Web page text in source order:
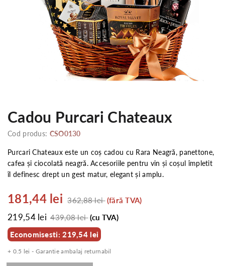
Cadou Purcari Chateaux
Cod produs: CSO0130
Purcari Chateaux este un coș cadou cu Rara Neagră, panettone,
cafea și ciocolată neagră. Accesoriile pentru vin și coșul împletit
îl definesc drept un gest matur, elegant și amplu.
181,44 lei 362,88 lei(fără TVA)
219,54 lei 439,08 lei(cu TVA)
Economisesti: 219,54 lei
+ 0.5 lei - Garantie ambalaj returnabil